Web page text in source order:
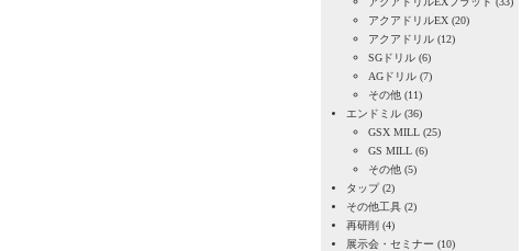
アクアドリルEX (20)
アクアドリル (12)
SGドリル (6)
AGドリル (7)
その他 (11)
エンドミル (36)
GSX MILL (25)
GS MILL (6)
その他 (5)
タップ (2)
その他工具 (2)
再研削 (4)
展示会・セミナー (10)